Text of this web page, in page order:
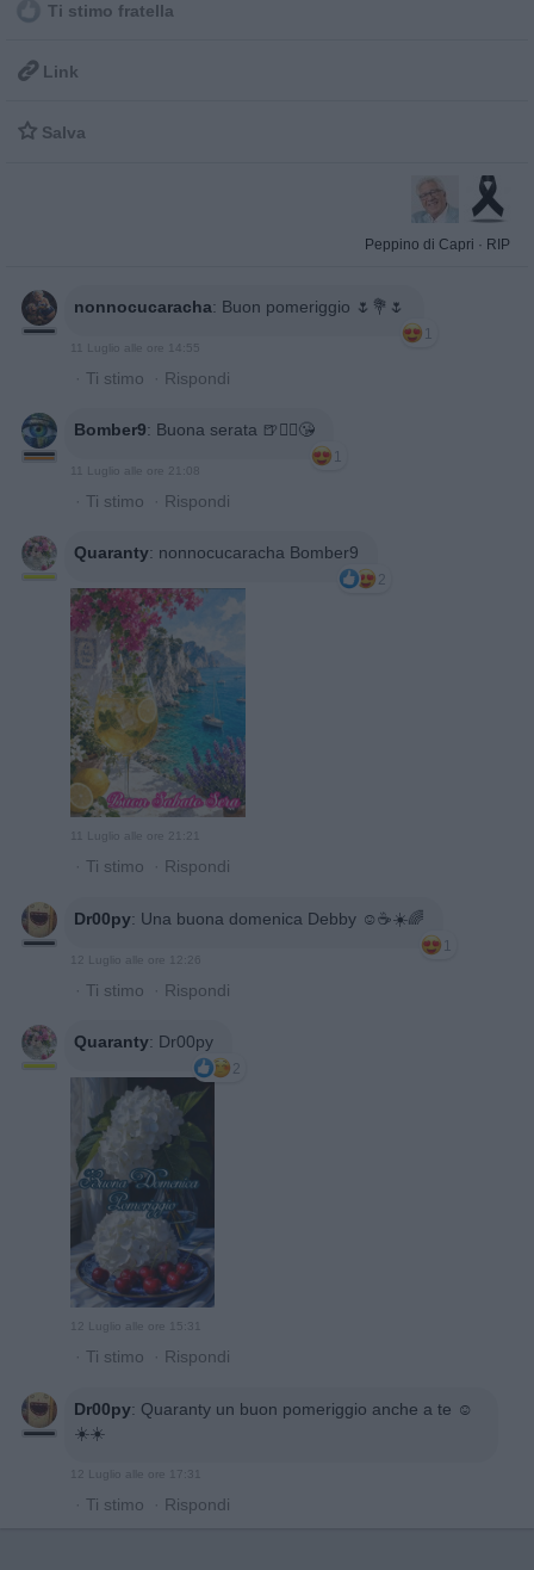
Ti stimo fratella
 Link
 Salva
Peppino di Capri · RIP
nonnocucaracha: Buon pomeriggio 🌷💐🌷
1
· Ti stimo · Rispondi
Bomber9: Buona serata 🍺🙋‍♂️😘
1
· Ti stimo · Rispondi
Quaranty: nonnocucaracha Bomber9
2
11 Luglio alle ore 21:21
· Ti stimo · Rispondi
Dr00py: Una buona domenica Debby ☺️☕☀️🌈
1
· Ti stimo · Rispondi
Quaranty: Dr00py
2
· Ti stimo · Rispondi
Dr00py: Quaranty un buon pomeriggio anche a te ☺️
☀️☀️
12 Luglio alle ore 17:31
· Ti stimo · Rispondi